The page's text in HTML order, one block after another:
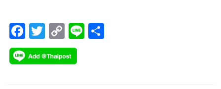
F
ac
e
T
wi
tt
C
o
p
Li